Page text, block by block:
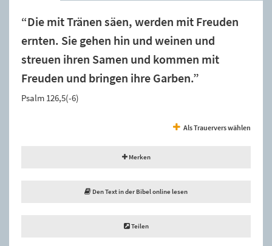
“Die mit Tränen säen, werden mit Freuden
ernten. Sie gehen hin und weinen und
streuen ihren Samen und kommen mit
Freuden und bringen ihre Garben.”
Psalm 126,5(-6)
Als Trauervers wählen
Merken
Den Text in der Bibel online lesen
Teilen